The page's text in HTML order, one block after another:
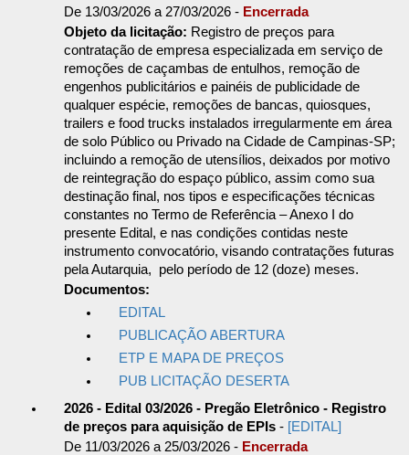
De 13/03/2026 a 27/03/2026 - Encerrada
Objeto da licitação: Registro de preços para
contratação de empresa especializada em serviço de
remoções de caçambas de entulhos, remoção de
engenhos publicitários e painéis de publicidade de
qualquer espécie, remoções de bancas, quiosques,
trailers e food trucks instalados irregularmente em área
de solo Público ou Privado na Cidade de Campinas-SP;
incluindo a remoção de utensílios, deixados por motivo
de reintegração do espaço público, assim como sua
destinação final, nos tipos e especificações técnicas
constantes no Termo de Referência – Anexo I do
presente Edital, e nas condições contidas neste
instrumento convocatório, visando contratações futuras
pela Autarquia, pelo período de 12 (doze) meses.
Documentos:
EDITAL
PUBLICAÇÃO ABERTURA
ETP E MAPA DE PREÇOS
PUB LICITAÇÃO DESERTA
2026 - Edital 03/2026 - Pregão Eletrônico - Registro
de preços para aquisição de EPIs - [EDITAL]
De 11/03/2026 a 25/03/2026 - Encerrada